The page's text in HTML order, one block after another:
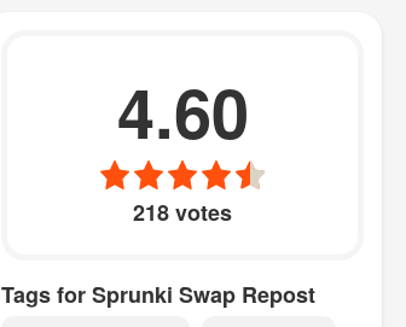
4.60
218 votes
Tags for Sprunki Swap Repost